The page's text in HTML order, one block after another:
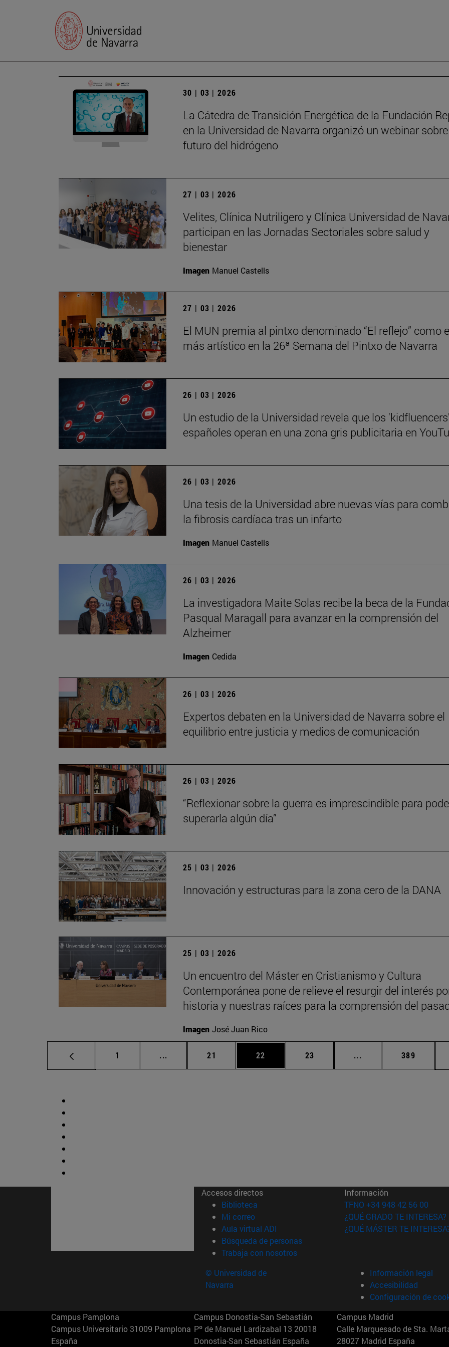
30 | 03 | 2026
La Cátedra de Transición Energética de la Fundación
en la Universidad de Navarra organizó un webinar
futuro del hidrógeno
27 | 03 | 2026
Velites, Clínica Nutriligero y Clínica Universidad de
participan en las Jornadas Sectoriales sobre salud y
bienestar
Imagen Manuel Castells
27 | 03 | 2026
El MUN premia al pintxo denominado “El reflejo” como
más artístico en la 26ª Semana del Pintxo de Navarra
26 | 03 | 2026
Un estudio de la Universidad revela que los
españoles operan en una zona gris publicitaria en
26 | 03 | 2026
Una tesis de la Universidad abre nuevas vías para
la fibrosis cardíaca tras un infarto
Imagen Manuel Castells
26 | 03 | 2026
La investigadora Maite Solas recibe la beca de la
Pasqual Maragall para avanzar en la comprensión del
Alzheimer
Imagen Cedida
26 | 03 | 2026
Expertos debaten en la Universidad de Navarra sobre el
equilibrio entre justicia y medios de comunicación
26 | 03 | 2026
“Reflexionar sobre la guerra es imprescindible para
superarla algún día”
25 | 03 | 2026
Innovación y estructuras para la zona cero de la DANA
25 | 03 | 2026
Un encuentro del Máster en Cristianismo y Cultura
Contemporánea pone de relieve el resurgir del interés
historia y nuestras raíces para la comprensión del
Imagen José Juan Rico
Página
1 ... Páginas intermedias Use TAB para desplazarse.
Página
21 Página
22 Página
23 ... Páginas intermedias
Página
389
Accesos directos
Biblioteca (abre en nueva ventana)
Mi correo(abre en nueva ventana)
Aula virtual ADI (abre en nueva ventana)
Búsqueda de personas(abre en nueva ventana)
Trabaja con nosotros(abre en nueva ventana)
Información
TFNO +34 948 42 56 00
¿QUÉ GRADO TE INTERESA?
¿QUÉ MÁSTER TE
© Universidad de
Navarra
Información legal
Accesibilidad
Configuración de
Campus Pamplona
Campus Universitario 31009 Pamplona
España
Campus Donostia-San Sebastián
Pº de Manuel Lardizabal 13 20018
Donostia-San Sebastián España
Campus Madrid
Calle Marquesado de Sta.
28027 Madrid España